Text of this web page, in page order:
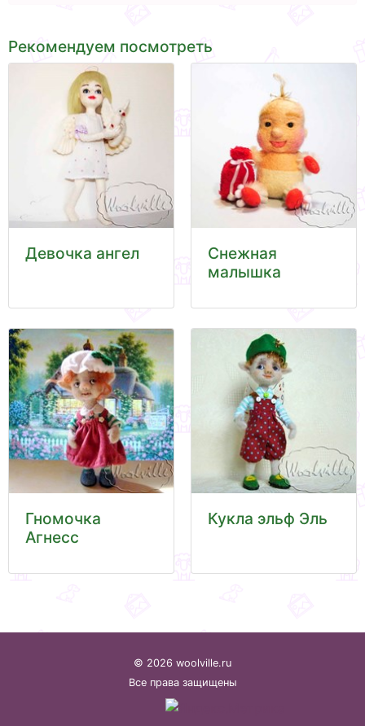
Рекомендуем посмотреть
Девочка ангел
Снежная
малышка
Гномочка
Агнесс
Кукла эльф Эль
© 2026 woolville.ru
Все права защищены